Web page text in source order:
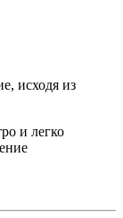
исходя из
и легко